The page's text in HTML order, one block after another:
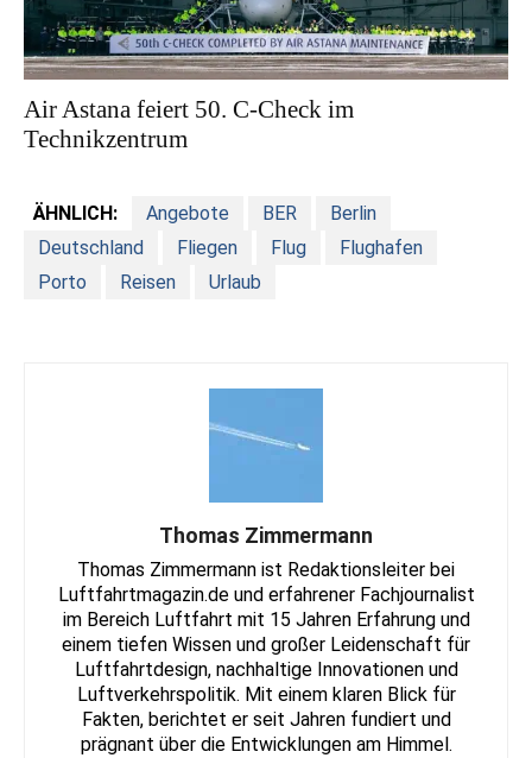
Air Astana feiert 50. C-Check im
Technikzentrum
ÄHNLICH: Angebote BER
Berlin
Deutschland
Fliegen Flug
Flughafen
Porto
Reisen Urlaub
Thomas Zimmermann
Thomas Zimmermann ist Redaktionsleiter bei
Luftfahrtmagazin.de und erfahrener Fachjournalist
im Bereich Luftfahrt mit 15 Jahren Erfahrung und
einem tiefen Wissen und großer Leidenschaft für
Luftfahrtdesign, nachhaltige Innovationen und
Luftverkehrspolitik. Mit einem klaren Blick für
Fakten, berichtet er seit Jahren fundiert und
prägnant über die Entwicklungen am Himmel.